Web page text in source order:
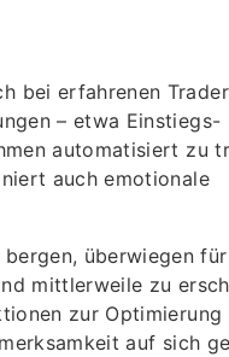
bei erfahrenen
– etwa Einstiegs-
automatisiert zu
auch emotionale
überwiegen
mittlerweile zu
zur Optimierung
auf sich